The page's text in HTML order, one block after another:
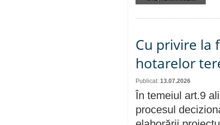
Cu privire la
hotarelor
Publicat: 13.07.2026
În temeiul art.9
procesul